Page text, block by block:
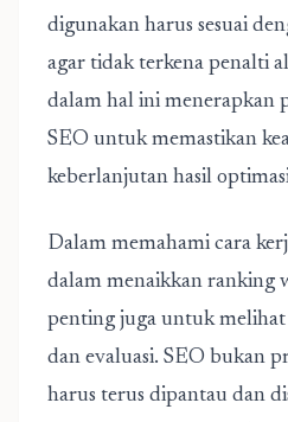
digunakan harus sesuai
agar tidak terkena penalti
dalam hal ini menerapkan
SEO untuk memastikan
keberlanjutan hasil
Dalam memahami cara
dalam menaikkan ranking
penting juga untuk
dan evaluasi. SEO bukan
harus terus dipantau dan